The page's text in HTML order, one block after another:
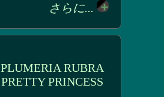
さらに...
PLUMERIA RUBRA
PRETTY PRINCESS